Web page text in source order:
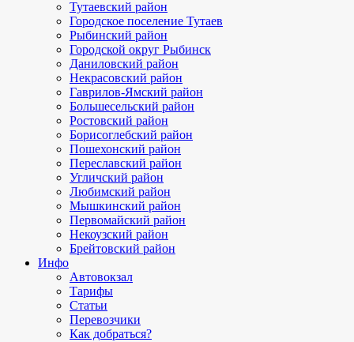
Тутаевский район
Городское поселение Тутаев
Рыбинский район
Городской округ Рыбинск
Даниловский район
Некрасовский район
Гаврилов-Ямский район
Большесельский район
Ростовский район
Борисоглебский район
Пошехонский район
Переславский район
Угличский район
Любимский район
Мышкинский район
Первомайский район
Некоузский район
Брейтовский район
Инфо
Автовокзал
Тарифы
Статьи
Перевозчики
Как добраться?